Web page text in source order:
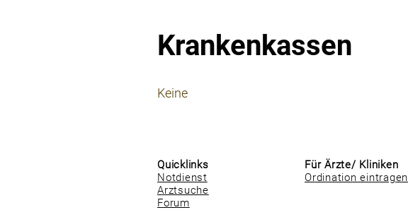
Krankenkassen
Keine
Quicklinks
Notdienst
Arztsuche
Forum
Für Ärzte/ Kliniken
Ordination eintragen